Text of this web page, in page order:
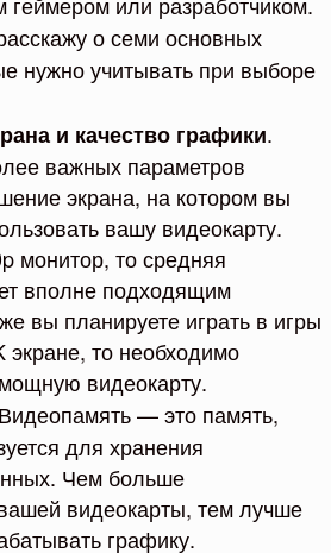
о семи основных
нужно учитывать при выборе
и качество графики.
важных параметров
экрана, на котором вы
вашу видеокарту.
монитор, то средняя
вполне подходящим
вы планируете играть в игры
экране, то необходимо
видеокарту.
— это память,
для хранения
Чем больше
видеокарты, тем лучше
графику.